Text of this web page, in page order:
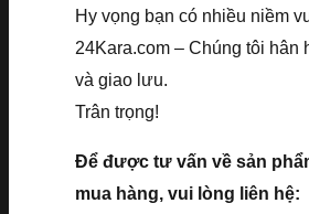
Hy vọng bạn có nhiều niềm
24Kara.com – Chúng tôi hân
và giao lưu.
Trân trọng!
Để được tư vấn về sản
mua hàng, vui lòng liên hệ: